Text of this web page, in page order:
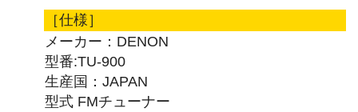
［仕様］
メーカー：DENON
型番:TU-900
生産国：JAPAN
型式 FMチューナー